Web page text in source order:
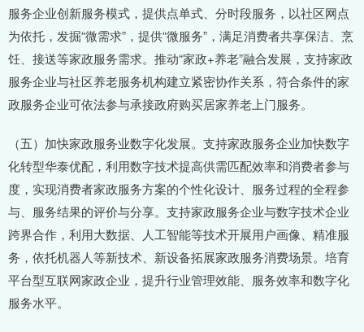
服务企业创新服务模式，提供点单式、分时段服务，以社区网点
为依托，发掘“微需求”，提供“微服务”，满足消费者共享保洁、烹
饪、接送等家政服务需求。推动“家政+养老”融合发展，支持家政
服务企业与社区养老服务机构建立紧密协作关系，符合条件的家
政服务企业可依法参与承接政府购买居家养老上门服务。
（五）加快家政服务业数字化发展。支持家政服务企业加快数字
化转型华泰优配，利用数字技术提高供需匹配效率和消费者参与
度，实现消费者家政服务方案的个性化设计、服务过程的全程参
与、服务结果的评价与分享。支持家政服务企业与数字技术企业
跨界合作，利用大数据、人工智能等技术开展用户画像、精准服
务，依托机器人等新技术、新设备拓展家政服务消费场景。培育
平台型互联网家政企业，提升行业管理效能、服务效率和数字化
服务水平。